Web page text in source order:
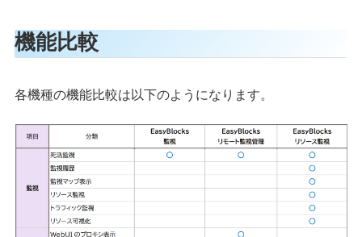
機能比較
各機種の機能比較は以下のようになります。